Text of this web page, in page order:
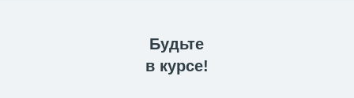
Будьте
в курсе!